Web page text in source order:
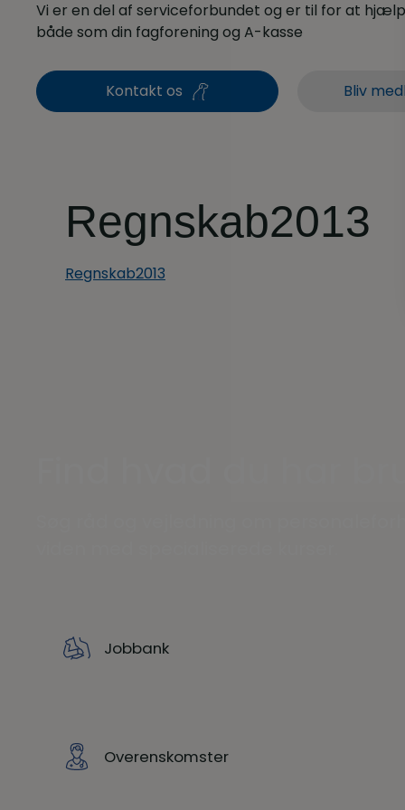
Vi er en del af serviceforbundet og er til for at
både som din fagforening og A-kasse
Kontakt os Bliv
Regnskab2013
Regnskab2013
Jobbank
Overenskomster